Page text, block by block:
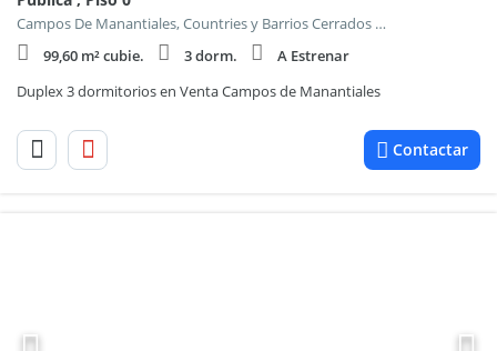
Campos De Manantiales, Countries y Barrios Cerrados en Cordoba Capital
99,60 m² cubie.
3 dorm.
A Estrenar
Duplex 3 dormitorios en Venta Campos de Manantiales
Contactar